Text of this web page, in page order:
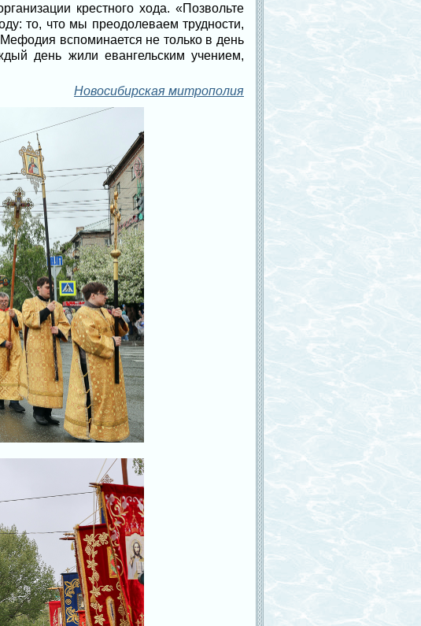
крестного хода. «Позвольте
то, что мы преодолеваем трудности,
вспоминается не только в день
день жили евангельским учением,
Новосибирская митрополия